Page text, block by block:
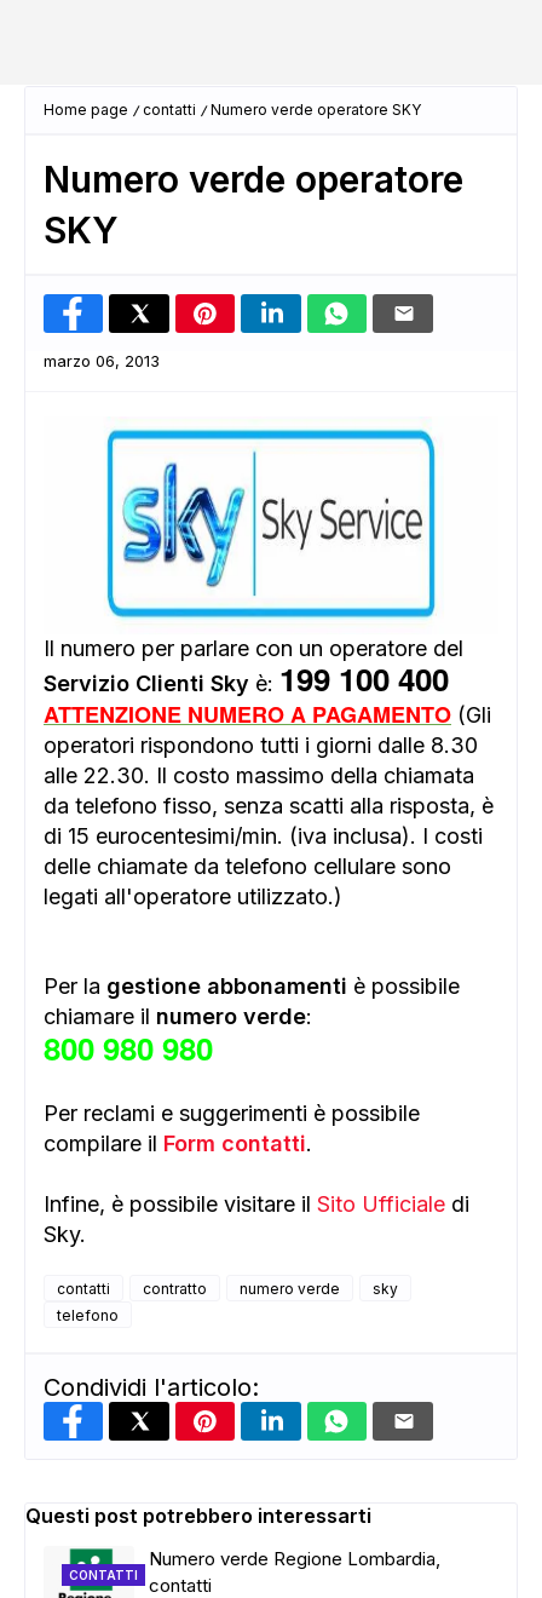
Home page contatti Numero verde operatore SKY
Numero verde operatore
SKY
marzo 06, 2013
Il numero per parlare con un operatore del
Servizio Clienti Sky è: 199 100 400
ATTENZIONE NUMERO A PAGAMENTO (Gli
operatori rispondono tutti i giorni dalle 8.30
alle 22.30. Il costo massimo della chiamata
da telefono fisso, senza scatti alla risposta, è
di 15 eurocentesimi/min. (iva inclusa). I costi
delle chiamate da telefono cellulare sono
legati all'operatore utilizzato.)
Per la gestione abbonamenti è possibile
chiamare il numero verde:
800 980 980
Per reclami e suggerimenti è possibile
compilare il Form contatti.
Infine, è possibile visitare il Sito Ufficiale di
Sky.
contatti contratto numero verde
sky
telefono
Condividi l'articolo:
Questi post potrebbero interessarti
CONTATTI
Numero verde Regione Lombardia,
contatti